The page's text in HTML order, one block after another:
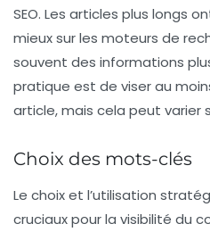
SEO. Les articles plus longs
mieux sur les moteurs de
souvent des informations
pratique est de viser au
article, mais cela peut varier
Choix des mots-clés
Le choix et l’utilisation
cruciaux pour la visibilité du